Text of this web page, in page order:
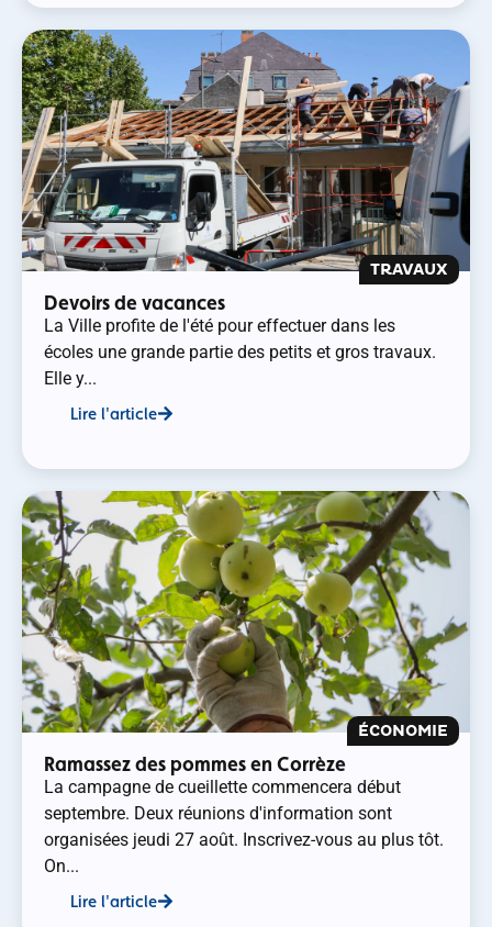
TRAVAUX
Devoirs de vacances
La Ville profite de l'été pour effectuer dans les
écoles une grande partie des petits et gros travaux.
Elle y...
Lire l'article
ÉCONOMIE
Ramassez des pommes en Corrèze
La campagne de cueillette commencera début
septembre. Deux réunions d'information sont
organisées jeudi 27 août. Inscrivez-vous au plus tôt.
On...
Lire l'article